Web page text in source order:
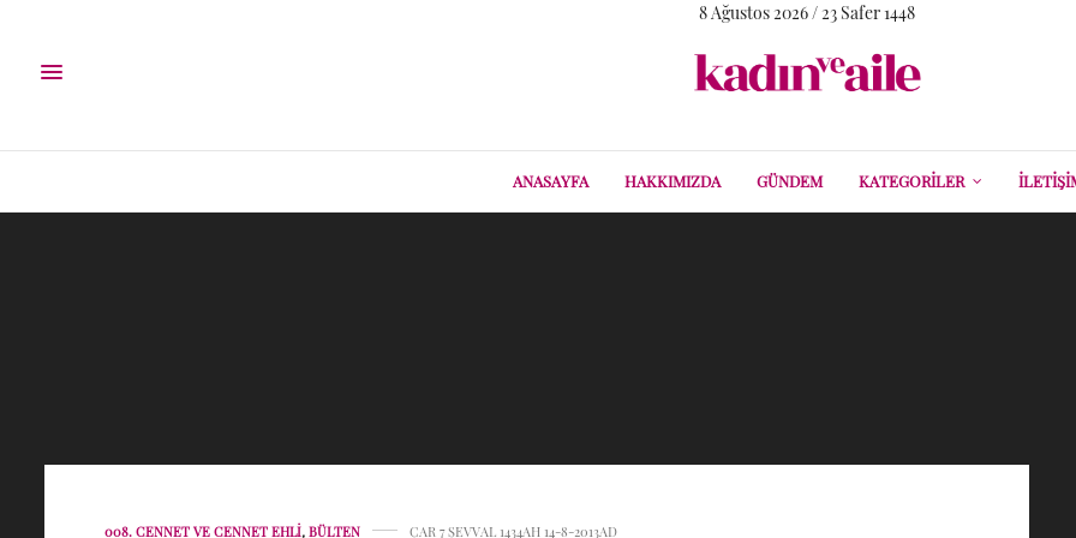
8 Ağustos 2026 / 23 Safer 1448
ANASAYFA HAKKIMIZDA GÜNDEM KATEGORILER
008. CENNET VE CENNET EHLI, BÜLTEN ÇAR 7 ŞEVVAL 1434AH 14-8-2013AD